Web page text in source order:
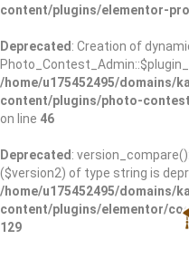
content/plugins/elementor-
Deprecated : Creation of
/home/u175452495/domains/
content/plugins/photo-
on line 46
Deprecated :
($version2) of type string is
/home/u175452495/domains/
content/plugins/elementor/
129